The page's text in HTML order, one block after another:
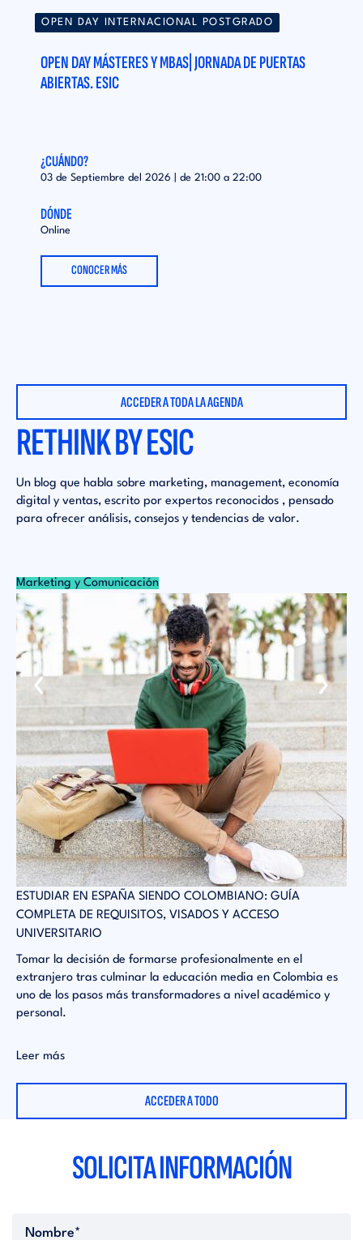
OPEN DAY INTERNACIONAL POSTGRADO
OPEN DAY MÁSTERES Y MBAS| JORNADA DE PUERTAS
ABIERTAS. ESIC
¿CUÁNDO?
03 de Septiembre del 2026 | de 21:00 a 22:00
DÓNDE
Online
CONOCER MÁS
ACCEDER A TODA LA AGENDA
RETHINK BY ESIC
Un blog que habla sobre marketing, management, economía
digital y ventas, escrito por expertos reconocidos , pensado
para ofrecer análisis, consejos y tendencias de valor.
Marketing y Comunicación
ESTUDIAR EN ESPAÑA SIENDO COLOMBIANO: GUÍA
COMPLETA DE REQUISITOS, VISADOS Y ACCESO
UNIVERSITARIO
Tomar la decisión de formarse profesionalmente en el
extranjero tras culminar la educación media en Colombia es
uno de los pasos más transformadores a nivel académico y
personal.
Leer más
‹ ›
ACCEDER A TODO
SOLICITA INFORMACIÓN